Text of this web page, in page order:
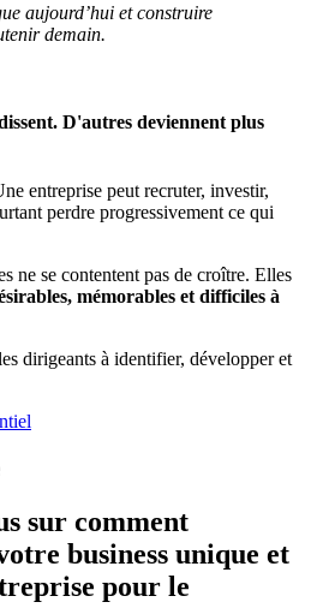
aujourd’hui et construire
demain.
D'autres deviennent plus
entreprise peut recruter, investir,
perdre progressivement ce qui
ne se contentent pas de croître. Elles
mémorables et difficiles à
dirigeants à identifier, développer et
sur comment
business unique et
pour le